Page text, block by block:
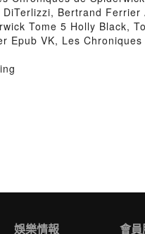
Bertrand
Tome 5 Holly Black,
Epub VK, Les
娛樂情報 會